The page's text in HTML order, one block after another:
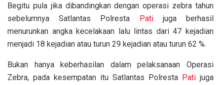
Begitu pula jika dibandingkan dengan operasi zebra tahun
sebelumnya Satlantas Polresta Patijuga berhasil
menurunkan angka kecelakaan lalu lintas dari 47 kejadian
menjadi 18 kejadian atau turun 29 kejadian atau turun 62 %.
Bukan hanya keberhasilan dalam pelaksanaan Operasi
Zebra, pada kesempatan itu Satlantas Polresta Pati juga